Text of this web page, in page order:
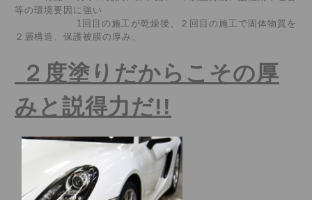
等の環境要因に強い
1回目の施工が乾燥後、２回目の施工で固体物質を
２層構造、保護被膜の厚み、
２度塗りだからこその厚
みと説得力だ!!